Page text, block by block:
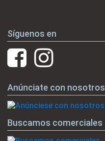
Síguenos en
Anúnciate con nosotros
Buscamos comerciales